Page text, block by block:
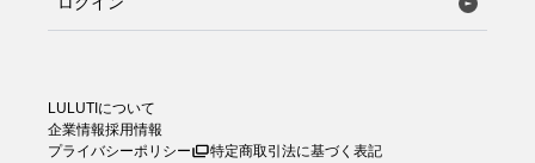
LULUTIについて
企業情報採用情報
プライバシーポリシー
特定商取引法に基づく表記